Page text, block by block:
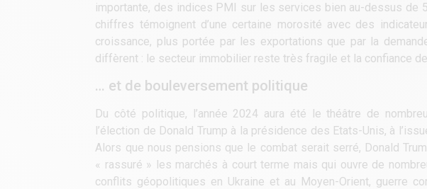
importante, des indices PMI sur les services bien au-dessus de
chiffres témoignent d’une certaine morosité avec des
croissance, plus portée par les exportations que par la
diffèrent : le secteur immobilier reste très fragile et la confiance
… et de bouleversement politique
Du côté politique, l’année 2024 aura été le théâtre de
l’élection de Donald Trump à la présidence des Etats-Unis, à
Alors que nous pensions que le combat serait serré, Donald
« rassuré » les marchés à court terme mais qui ouvre de
conflits géopolitiques en Ukraine et au Moyen-Orient, guerre